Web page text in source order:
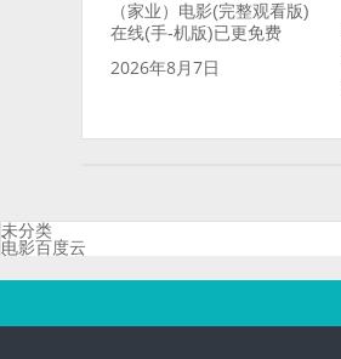
（家业）电影(完整观看版)
在线(手-机版)已更免费
2026年8月7日
未分类
电影百度云